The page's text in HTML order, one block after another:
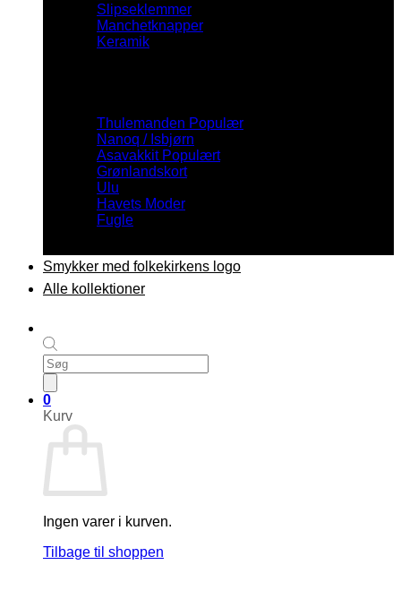
Products
search
0
Kurv
Ingen varer i kurven.
Tilbage til shoppen
Slipseklemmer
Manchetknapper
Keramik
Thulemanden
Nanoq / Isbjørn
Asavakkit
Grønlandskort
Ulu
Havets Moder
Fugle
Smykker med folkekirkens logo
Alle kollektioner